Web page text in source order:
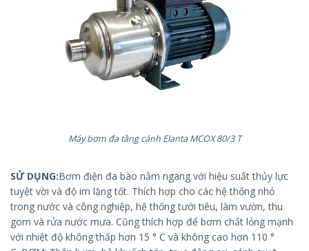
Máy bơm đa tầng cánh Elanta MCOX 80/3 T
SỬ DỤNG:Bơm điện đa bào nằm ngang với hiệu suất thủy lực
tuyệt vời và độ im lặng tốt. Thích hợp cho các hệ thống nhỏ
trong nước và công nghiệp, hệ thống tưới tiêu, làm vườn, thu
gom và rửa nước mưa. Cũng thích hợp để bơm chất lỏng mạnh
với nhiệt độ không thấp hơn 15 ° C và không cao hơn 110 °